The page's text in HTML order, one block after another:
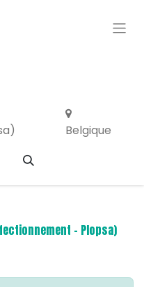
Belgique
- Plopsa)